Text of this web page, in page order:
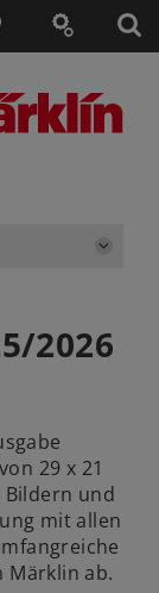
2026
29 x 21
und
mit allen
Märklin ab.